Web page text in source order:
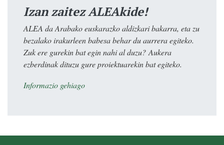
Izan zaitez ALEAkide!
ALEA da Arabako euskarazko aldizkari bakarra, eta zu
bezalako irakurleen babesa behar du aurrera egiteko.
Zuk ere gurekin bat egin nahi al duzu? Aukera
ezberdinak dituzu gure proiektuarekin bat egiteko.
Informazio gehiago